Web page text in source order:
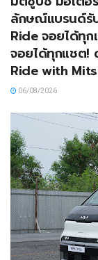
ลักษณ์แบรนด์รั
Ride จอยได้ทุก
จอยได้ทุกแชต!
Ride with
06/08/2026